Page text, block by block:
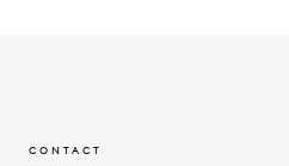
CONTACT